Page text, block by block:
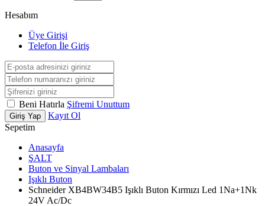
Hesabım
Üye Girişi
Telefon İle Giriş
Beni Hatırla Şifremi Unuttum
Giriş Yap
Kayıt Ol
Sepetim
Anasayfa
ŞALT
Buton ve Sinyal Lambaları
Işıklı Buton
Schneider XB4BW34B5 Işıklı Buton Kırmızı Led 1Na+1Nk
24V Ac/Dc